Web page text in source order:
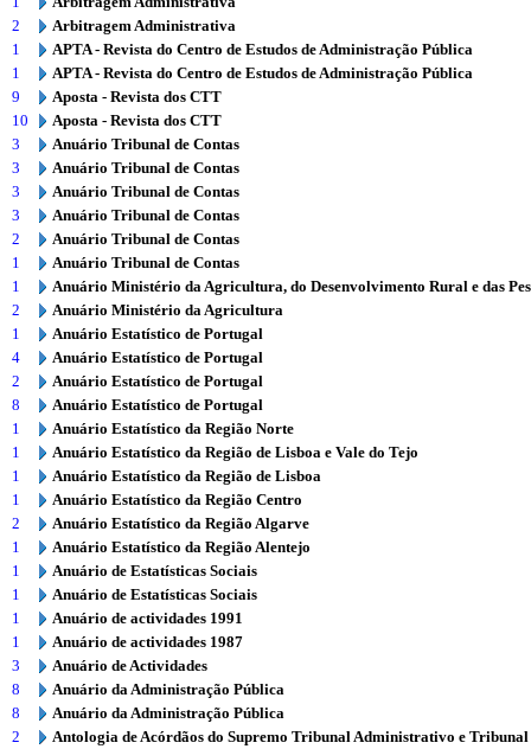
2
Arbitragem Administrativa
1
APTA - Revista do Centro de Estudos de Administração Pública
1
APTA - Revista do Centro de Estudos de Administração Pública
9
Aposta - Revista dos CTT
10
Aposta - Revista dos CTT
3
Anuário Tribunal de Contas
3
Anuário Tribunal de Contas
3
Anuário Tribunal de Contas
3
Anuário Tribunal de Contas
2
Anuário Tribunal de Contas
1
Anuário Tribunal de Contas
1
Anuário Ministério da Agricultura, do Desenvolvimento Rural e das
2
Anuário Ministério da Agricultura
1
Anuário Estatístico de Portugal
4
Anuário Estatístico de Portugal
2
Anuário Estatístico de Portugal
8
Anuário Estatístico de Portugal
1
Anuário Estatístico da Região Norte
1
Anuário Estatístico da Região de Lisboa e Vale do Tejo
1
Anuário Estatístico da Região de Lisboa
1
Anuário Estatístico da Região Centro
2
Anuário Estatístico da Região Algarve
1
Anuário Estatístico da Região Alentejo
1
Anuário de Estatísticas Sociais
1
Anuário de Estatísticas Sociais
1
Anuário de actividades 1991
1
Anuário de actividades 1987
3
Anuário de Actividades
8
Anuário da Administração Pública
8
Anuário da Administração Pública
2
Antologia de Acórdãos do Supremo Tribunal Administrativo e